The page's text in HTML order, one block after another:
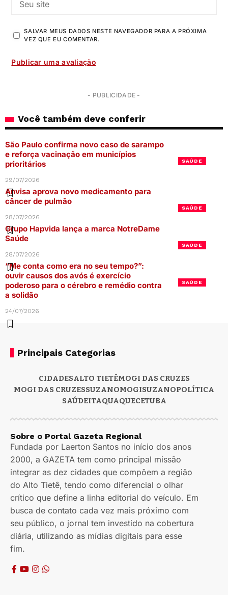
SALVAR MEUS DADOS NESTE NAVEGADOR PARA A PRÓXIMA
VEZ QUE EU COMENTAR.
- PUBLICIDADE -
Você também deve conferir
SAÚDE
São Paulo confirma novo caso de sarampo
e reforça vacinação em municípios
prioritários
29/07/2026
SAÚDE
Anvisa aprova novo medicamento para
câncer de pulmão
28/07/2026
SAÚDE
Grupo Hapvida lança a marca NotreDame
Saúde
28/07/2026
SAÚDE
“Me conta como era no seu tempo?”:
ouvir causos dos avós é exercício
poderoso para o cérebro e remédio contra
a solidão
24/07/2026
Principais Categorias
CIDADESALTO TIETÊMOGI DAS CRUZES
MOGI DAS CRUZESSUZANOMOGISUZANOPOLÍTICA
SAÚDEITAQUAQUECETUBA
Sobre o Portal Gazeta Regional
Fundada por Laerton Santos no início dos anos
2000, a GAZETA tem como principal missão
integrar as dez cidades que compõem a região
do Alto Tietê, tendo como diferencial o olhar
crítico que define a linha editorial do veículo. Em
busca de contato cada vez mais próximo com
seu público, o jornal tem investido na cobertura
diária, utilizando as mídias digitais para esse
fim.